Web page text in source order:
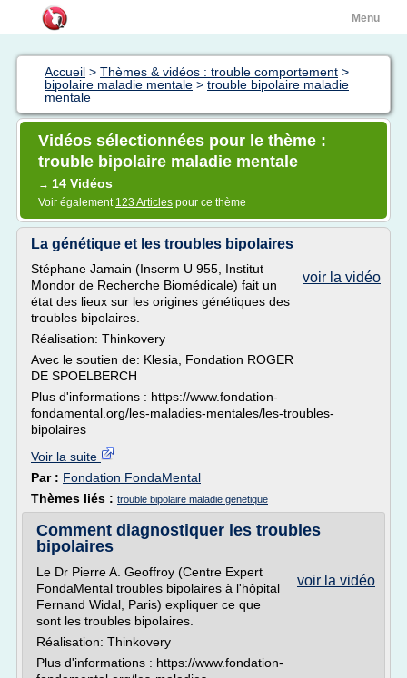
Menu
Accueil > Thèmes & vidéos : trouble comportement >
bipolaire maladie mentale > trouble bipolaire maladie
mentale
Vidéos sélectionnées pour le thème :
trouble bipolaire maladie mentale
→ 14 Vidéos
Voir également 123 Articles pour ce thème
La génétique et les troubles bipolaires
voir la vidéo
Stéphane Jamain (Inserm U 955, Institut
Mondor de Recherche Biomédicale) fait un
état des lieux sur les origines génétiques des
troubles bipolaires.
Réalisation: Thinkovery
Avec le soutien de: Klesia, Fondation ROGER
DE SPOELBERCH
Plus d'informations : https://www.fondation-
fondamental.org/les-maladies-mentales/les-troubles-
bipolaires
Voir la suite
Par : Fondation FondaMental
Thèmes liés : trouble bipolaire maladie genetique
Comment diagnostiquer les troubles
bipolaires
voir la vidéo
Le Dr Pierre A. Geoffroy (Centre Expert
FondaMental troubles bipolaires à l'hôpital
Fernand Widal, Paris) expliquer ce que
sont les troubles bipolaires.
Réalisation: Thinkovery
Plus d'informations : https://www.fondation-